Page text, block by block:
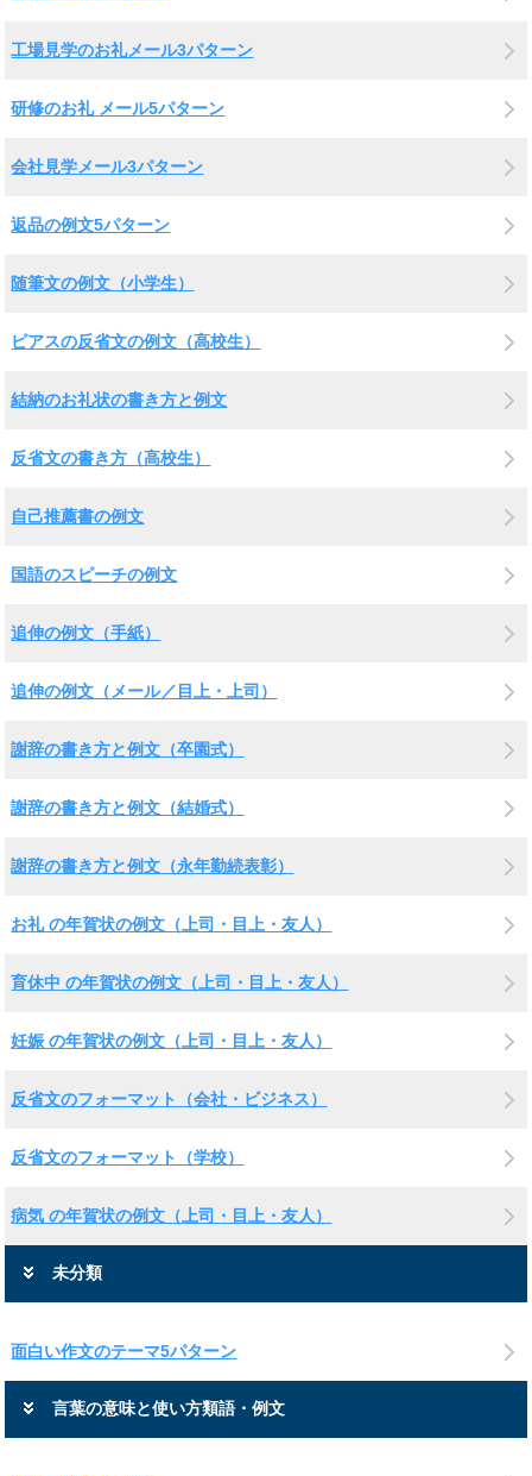
工場見学のお礼メール3パターン
研修のお礼 メール5パターン
会社見学メール3パターン
返品の例文5パターン
随筆文の例文（小学生）
ピアスの反省文の例文（高校生）
結納のお礼状の書き方と例文
反省文の書き方（高校生）
自己推薦書の例文
国語のスピーチの例文
追伸の例文（手紙）
追伸の例文（メール／目上・上司）
謝辞の書き方と例文（卒園式）
謝辞の書き方と例文（結婚式）
謝辞の書き方と例文（永年勤続表彰）
お礼 の年賀状の例文（上司・目上・友人）
育休中 の年賀状の例文（上司・目上・友人）
妊娠 の年賀状の例文（上司・目上・友人）
反省文のフォーマット（会社・ビジネス）
反省文のフォーマット（学校）
病気 の年賀状の例文（上司・目上・友人）
未分類
面白い作文のテーマ5パターン
言葉の意味と使い方類語・例文